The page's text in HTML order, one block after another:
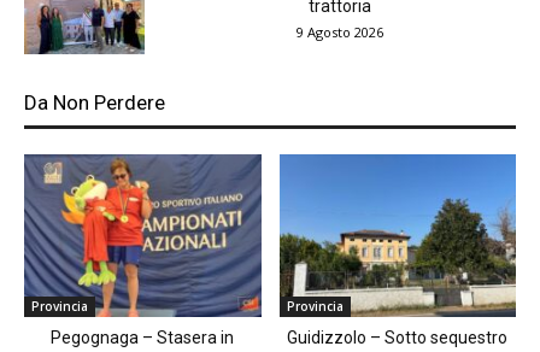
trattoria
9 Agosto 2026
Da Non Perdere
Provincia
Pegognaga – Stasera in
Provincia
Guidizzolo – Sotto sequestro